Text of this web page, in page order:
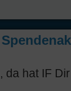
da hat IF